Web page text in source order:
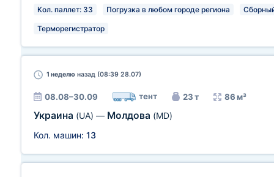
Кол. паллет: 33 Погрузка в любом городе региона
Терморегистратор
1 неделю назад (08:39 28.07)
08.08–30.09 тент 23 т 86 м³
Украина (UA) — Молдова (MD)
Кол. машин: 13